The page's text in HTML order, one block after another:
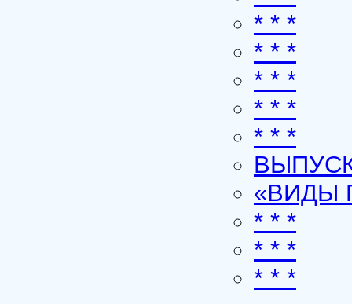
* * *
* * *
* * *
* * *
* * *
«ВИДЫ
* * *
* * *
* * *